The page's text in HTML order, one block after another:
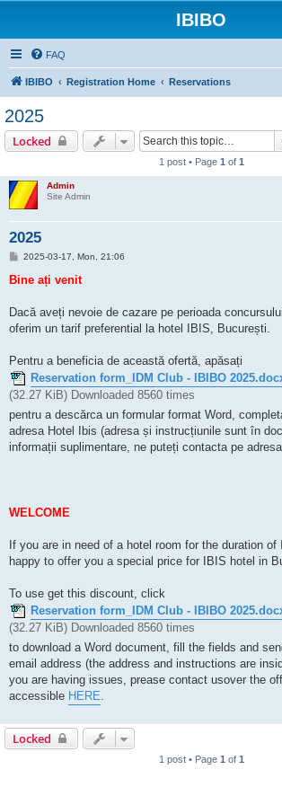
IBIBO
FAQ
IBIBO Registration Home Reservations
2025
Locked
1 post • Page 1 of 1
Admin
Site Admin
2025
P
s
2025-03-17, Mon, 21:06
Bine ați venit
Dacă aveți nevoie de cazare pe perioada
oferim un tarif preferential la hotel IBIS, București.
Pentru a beneficia de această ofertă, apăsați
Reservation form_IDM Club - IBIBO
(32.27 KiB) Downloaded 8560 times
pentru a descărca un formular format Word,
adresa Hotel Ibis (adresa și instrucțiunile sunt în
informații suplimentare, ne puteți contacta pe
WELCOME
If you are in need of a hotel room for the duration
happy to offer you a special price for IBIS hotel in
To use get this discount, click
Reservation form_IDM Club - IBIBO
(32.27 KiB) Downloaded 8560 times
to download a Word document, fill the fields and
email address (the address and instructions are
you are having issues, prease contact usover the
accessible HERE.
Locked
1 post • Page 1 of 1